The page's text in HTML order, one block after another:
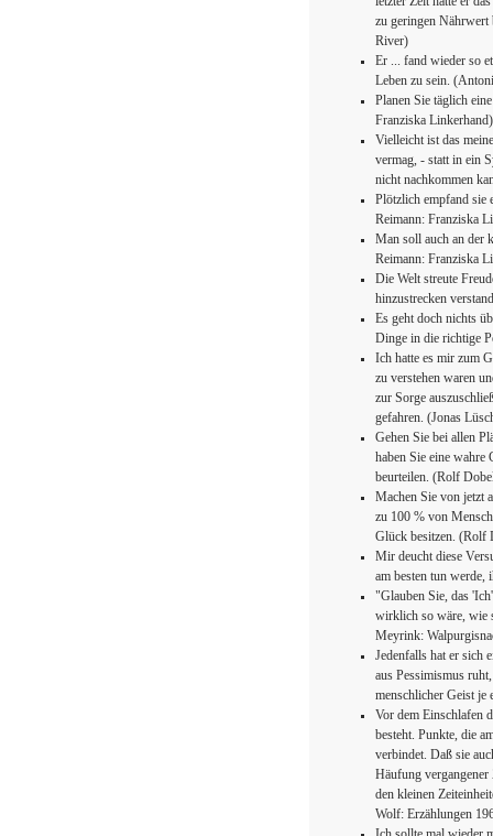
zu geringen Nährwert
River)
Er ... fand wieder so
Leben zu sein.
Planen Sie täglich
Franziska Linkerhand)
Vielleicht ist das
vermag, - statt in ein
nicht nachkommen
Plötzlich empfand sie
Reimann: Franziska
Man soll auch an der
Reimann: Franziska
Die Welt streute
hinzustrecken
Es geht doch nichts
Dinge in die richtige
Ich hatte es mir zum
zu verstehen waren
zur Sorge
gefahren. (Jonas
Gehen Sie bei allen
haben Sie eine wahre
beurteilen. (Rolf
Machen Sie von jetzt
zu 100 % von
Glück besitzen. (Rolf
Mir deucht diese
am besten tun
"Glauben Sie, das
wirklich so wäre, wie
Meyrink:
Jedenfalls hat er sich
aus Pessimismus
menschlicher Geist je
Vor dem Einschlafen
besteht. Punkte, die
verbindet. Daß sie
Häufung
den kleinen
Wolf: Erzählungen